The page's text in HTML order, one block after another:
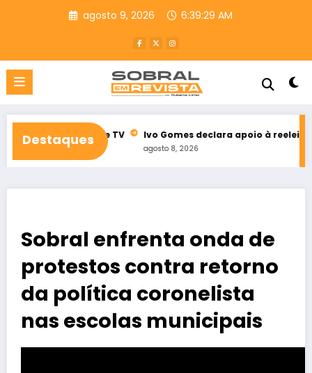
agosto 9, 2026 6:39:30 AM
Destaques
rádio e TV Ivo Gomes declara apoio à reeleição de Idilvan
agosto 8, 2026
Sobral enfrenta onda de
protestos contra retorno
da política coronelista
nas escolas municipais